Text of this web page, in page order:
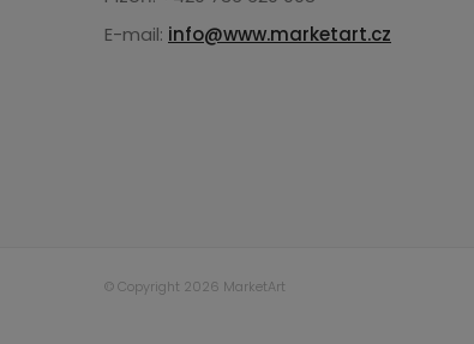
E-mail: info@www.marketart.cz
© Copyright 2026 MarketArt